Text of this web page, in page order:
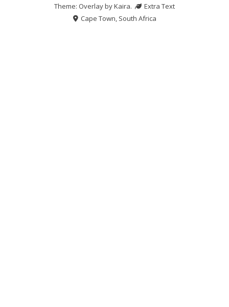
Theme: Overlay byKaira.
Extra Text
Cape Town, South Africa